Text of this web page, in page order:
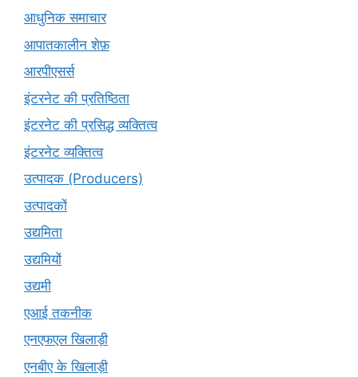
आधुनिक समाचार
आपातकालीन शेफ़
आरपीएसर्स
इंटरनेट की प्रतिष्ठिता
इंटरनेट की प्रसिद्ध व्यक्तित्व
इंटरनेट व्यक्तित्व
उत्पादक (Producers)
उत्पादकों
उद्यमिता
उद्यमियों
उद्यमी
एआई तकनीक
एनएफएल खिलाड़ी
एनबीए के खिलाड़ी